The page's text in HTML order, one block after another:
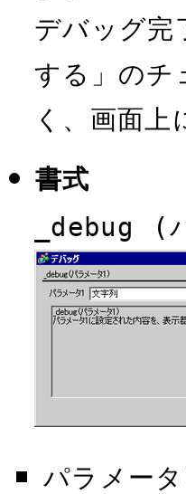
デバッグ完
する」のチ
く、画面
書式
_debug (
パラメー